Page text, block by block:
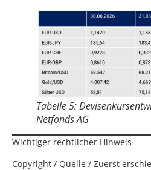
Tabelle 5:
Netfonds AG
Wichtiger rechtlicher Hinweis
Copyright / Quelle / Zuerst